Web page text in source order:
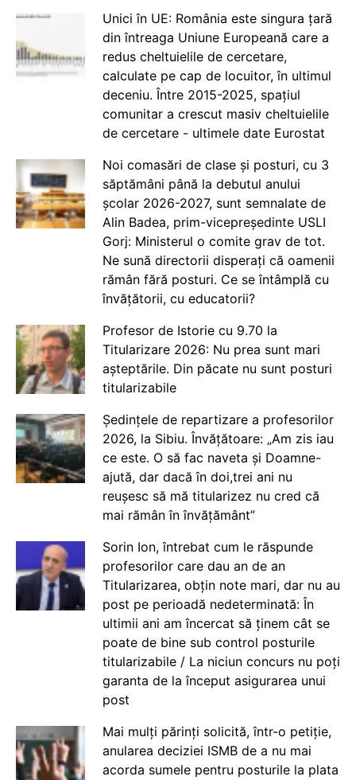
Unici în UE: România este singura țară
din întreaga Uniune Europeană care a
redus cheltuielile de cercetare,
calculate pe cap de locuitor, în ultimul
deceniu. Între 2015-2025, spațiul
comunitar a crescut masiv cheltuielile
de cercetare - ultimele date Eurostat
Noi comasări de clase și posturi, cu 3
săptămâni până la debutul anului
școlar 2026-2027, sunt semnalate de
Alin Badea, prim-vicepreședinte USLI
Gorj: Ministerul o comite grav de tot.
Ne sună directorii disperați că oamenii
rămân fără posturi. Ce se întâmplă cu
învățătorii, cu educatorii?
Profesor de Istorie cu 9.70 la
Titularizare 2026: Nu prea sunt mari
așteptările. Din păcate nu sunt posturi
titularizabile
Ședințele de repartizare a profesorilor
2026, la Sibiu. Învățătoare: „Am zis iau
ce este. O să fac naveta și Doamne-
ajută, dar dacă în doi,trei ani nu
reușesc să mă titularizez nu cred că
mai rămân în învățământ”
Sorin Ion, întrebat cum le răspunde
profesorilor care dau an de an
Titularizarea, obțin note mari, dar nu au
post pe perioadă nedeterminată: În
ultimii ani am încercat să ținem cât se
poate de bine sub control posturile
titularizabile / La niciun concurs nu poți
garanta de la început asigurarea unui
post
Mai mulți părinți solicită, într-o petiție,
anularea deciziei ISMB de a nu mai
acorda sumele pentru posturile la plata